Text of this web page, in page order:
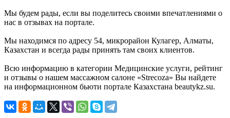
Мы будем рады, если вы поделитесь своими впечатлениями о
нас в отзывах на портале.
Мы находимся по адресу 54, микрорайон Кулагер, Алматы,
Казахстан и всегда рады принять там своих клиентов.
Всю информацию в категории Медицинские услуги, рейтинг
и отзывы о нашем массажном салоне «Strecoza» Вы найдете
на информационном бьюти портале Казахстана beautykz.su.